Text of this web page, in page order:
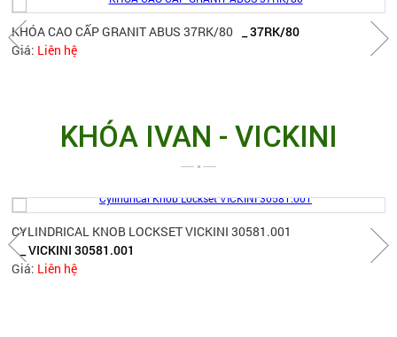
KHÓA CAO CẤP GRANIT ABUS 37RK/80
_ 37RK/80
Giá: Liên hệ
KHÓA IVAN - VICKINI
CYLINDRICAL KNOB LOCKSET VICKINI 30581.001
_ VICKINI 30581.001
Giá: Liên hệ